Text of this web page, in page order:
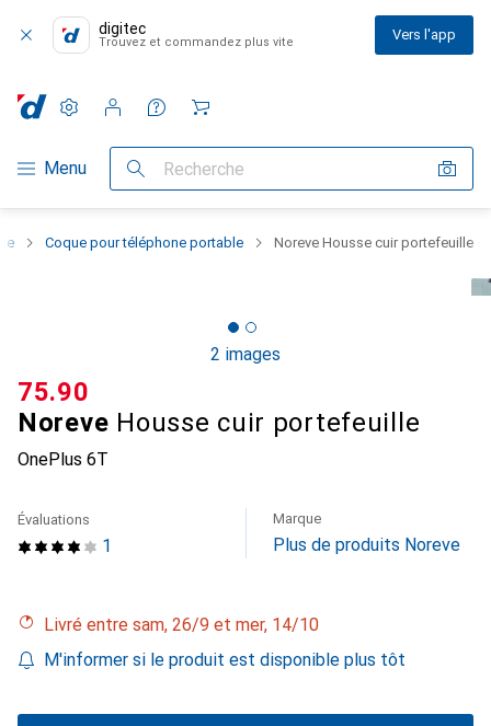
digitec
Trouvez et commandez plus vite Vers l'app
Navigation par catégorie
Menu Recherche
Paramètres
Compte client
Listes de comparaison
Listes d'envies
Panier
Coque pour téléphone portable Noreve Housse cuir portefeuille
2 images
Noreve Housse cuir portefeuille
OnePlus 6T
CHF
75.90
1
Évaluations Marque
Plus de produits Noreve
Livré entre sam, 26/9 et mer, 14/10
M'informer si le produit est disponible plus tôt